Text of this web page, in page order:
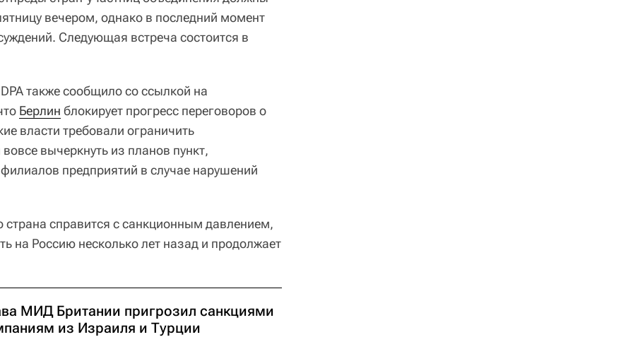
вечером, однако в последний момент
Следующая встреча состоится в
также сообщило со ссылкой на
Берлин блокирует прогресс переговоров о
власти требовали ограничить
вычеркнуть из планов пункт,
предприятий в случае нарушений
страна справится с санкционным давлением,
на Россию несколько лет назад и продолжает
МИД Британии пригрозил санкциями
из Израиля и Турции